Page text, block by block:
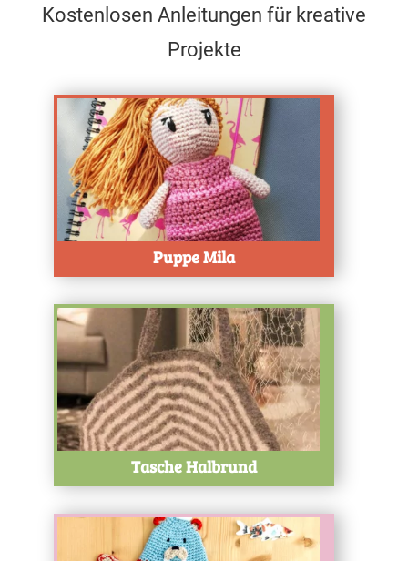
Kostenlosen Anleitungen für kreative
Projekte
Test
Puppe Mila
Test
Tasche Halbrund